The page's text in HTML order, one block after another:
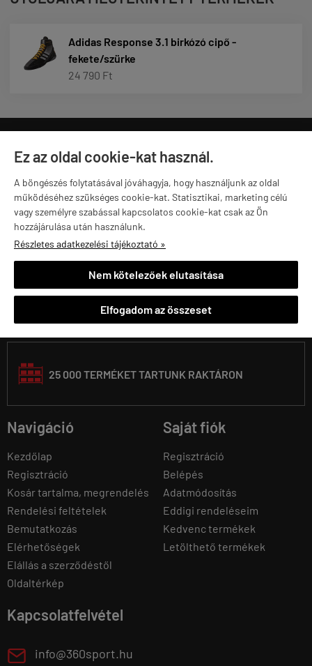
Ez az oldal cookie-kat használ.
A böngészés folytatásával jóváhagyja, hogy használjunk az oldal
működéséhez szükséges cookie-kat. Statisztikai, marketing célú
vagy személyre szabással kapcsolatos cookie-kat csak az Ön
hozzájárulása után használunk.
Részletes adatkezelési tájékoztató »
Nem kötelezőek elutasítása
Elfogadom az összeset
Adidas Response 3.1 birkózó cipő -
fekete/szürke
24 790 Ft
 1992 ÓTA VAGYUNK A PIACON
30 000 KG SÚLYT ADUNK EL ÉVENTE
25 000 TERMÉKET TARTUNK RAKTÁRON
Navigáció
Kezdőlap
Regisztráció
Kosár tartalma, megrendelés
Rendelési feltételek
Bemutatkozás
Elérhetőségek
Elállás a szerződéstől
Oldaltérkép
Saját fiók
Regisztráció
Belépés
Adatmódosítás
Eddigi rendeléseim
Kedvenc termékek
Letölthető termékek
Kapcsolatfelvétel
E info@360sport.hu